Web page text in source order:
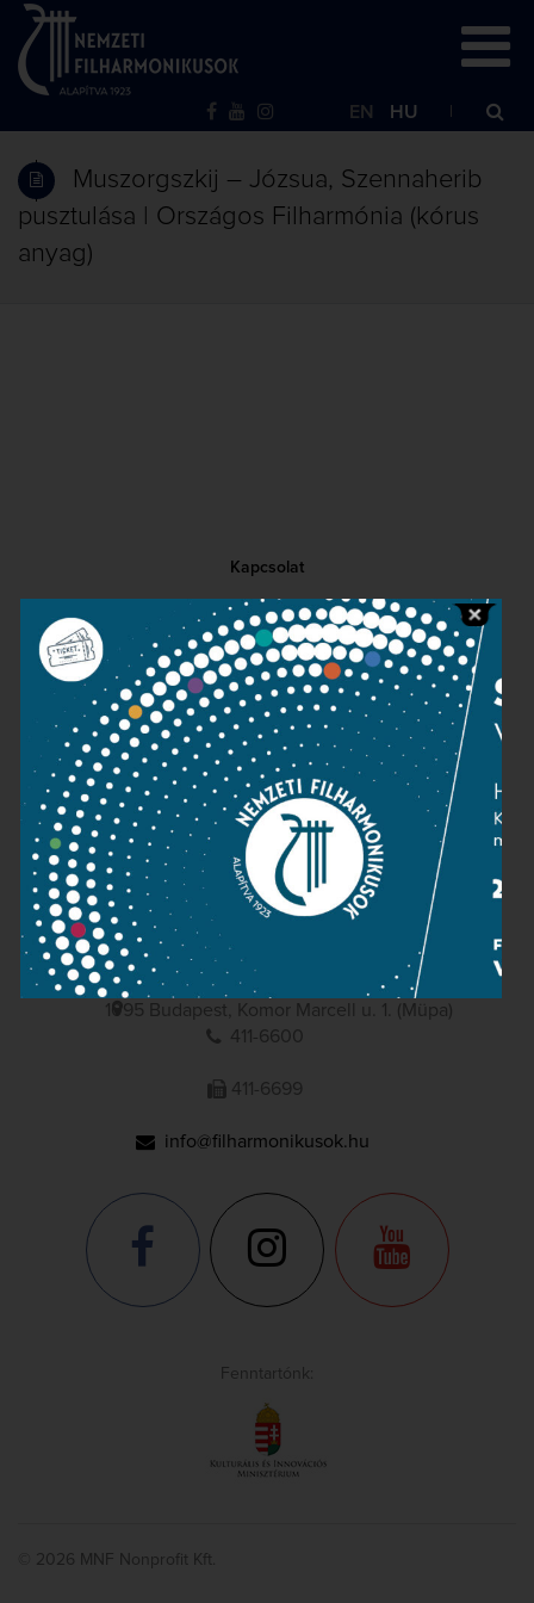
EN HU
Muszorgszkij – Józsua, Szennaherib
pusztulása | Országos Filharmónia (kórus
anyag)
Kapcsolat
Közérdekű adatok
Sajtószoba
Adatvédelem
Impresszum
NEMZETI
FILHARMONIKUSOK
1095 Budapest, Komor Marcell u. 1. (Müpa)
411-6600
411-6699
info@filharmonikusok.hu
Fenntartónk:
© 2026 MNF Nonprofit Kft.